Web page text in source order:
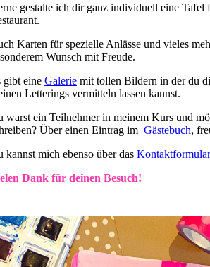
gestalte ich dir ganz individuell eine Tafel
Karten für spezielle Anlässe und vieles
Wunsch mit Freude.
gibt eine Galerie mit tollen Bildern in der du
Letterings vermitteln lassen kannst.
warst ein Teilnehmer in meinem Kurs und
Über einen Eintrag im Gästebuch,
kannst mich ebenso über das Kontaktformular
Dank für deinen Besuch!